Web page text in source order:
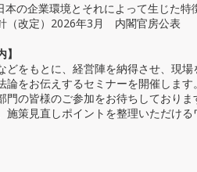
の企業環境とそれによって生じた特
（改定）2026年3月 内閣官房公表
どをもとに、経営陣を納得させ、現
をお伝えするセミナーを開催します。
の皆様のご参加をお待ちしておりま
施策見直しポイントを整理いただけ